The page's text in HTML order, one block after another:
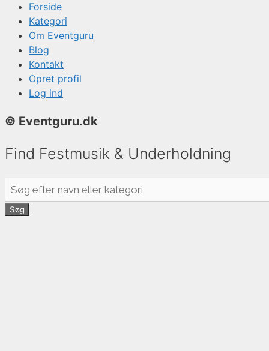
Forside
Kategori
Om Eventguru
Blog
Kontakt
Opret profil
Log ind
© Eventguru.dk
Find Festmusik & Underholdning
Søg